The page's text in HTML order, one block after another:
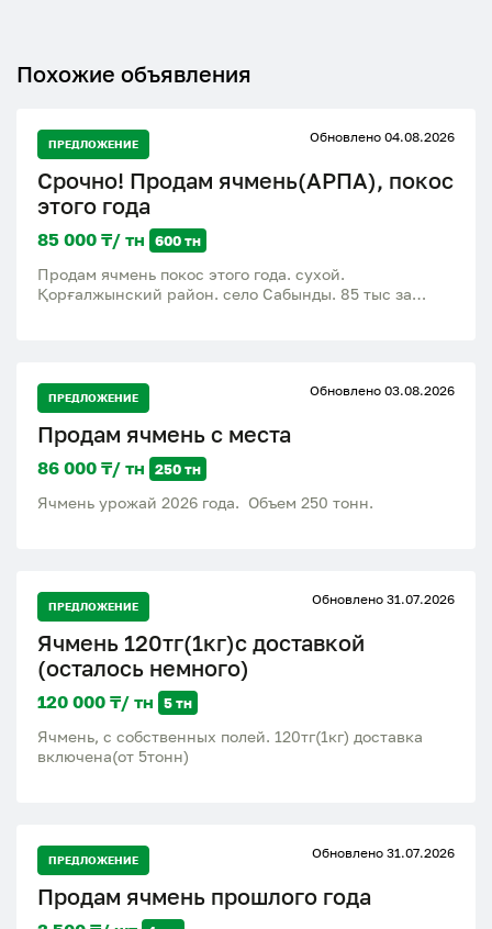
Похожие объявления
ПРЕДЛОЖЕНИЕ Обновлено 04.08.2026
Срочно! Продам ячмень(АРПА), покос
этого года
85 000 ₸/ тн 600 тн
Продам ячмень покос этого года. сухой.
Қорғалжынский район. село Сабынды. 85 тыс за
ПРЕДЛОЖЕНИЕ Обновлено 03.08.2026
Продам ячмень с места
86 000 ₸/ тн 250 тн
Ячмень урожай 2026 года. Объем 250 тонн.
ПРЕДЛОЖЕНИЕ Обновлено 31.07.2026
Ячмень 120тг(1кг)с доставкой
(осталось немного)
120 000 ₸/ тн 5 тн
Ячмень, с собственных полей. 120тг(1кг) доставка
включена(от 5тонн)
ПРЕДЛОЖЕНИЕ Обновлено 31.07.2026
Продам ячмень прошлого года